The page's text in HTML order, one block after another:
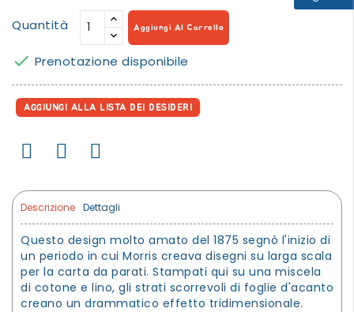
Quantità Aggiungi Al Carrello
 Prenotazione disponibile
AGGIUNGI ALLA LISTA DEI DESIDERI
Descrizione Dettagli
Questo design molto amato del 1875 segnò l'inizio di
un periodo in cui Morris creava disegni su larga scala
per la carta da parati. Stampati qui su una miscela
di cotone e lino, gli strati scorrevoli di foglie d'acanto
creano un drammatico effetto tridimensionale.